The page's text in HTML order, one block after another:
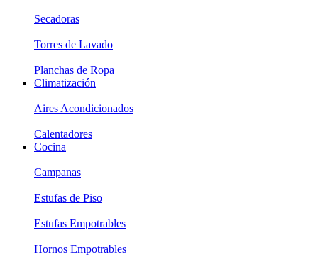
Secadoras
Torres de Lavado
Planchas de Ropa
Climatización
Aires Acondicionados
Calentadores
Cocina
Campanas
Estufas de Piso
Estufas Empotrables
Hornos Empotrables